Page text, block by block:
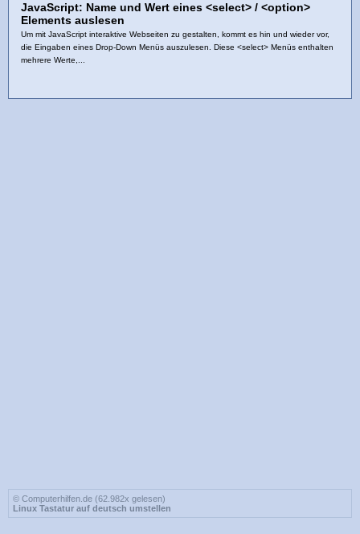
JavaScript: Name und Wert eines <select> / <option>
Elements auslesen
Um mit JavaScript interaktive Webseiten zu gestalten, kommt es hin und wieder vor,
die Eingaben eines Drop-Down Menüs auszulesen. Diese <select> Menüs enthalten
mehrere Werte,...
© Computerhilfen.de (62.982x gelesen)
Linux Tastatur auf deutsch umstellen